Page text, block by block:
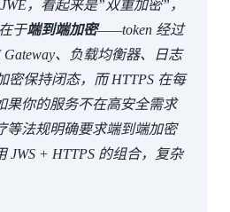
，看起来是”双重加密”，
于端到端加密——token 经过
、负载均衡器、日志
密保持闭态，而 HTTPS 在每
果你的服务不在高安全需求
等法规明确要求端到端加密
JWS + HTTPS 的组合，复杂